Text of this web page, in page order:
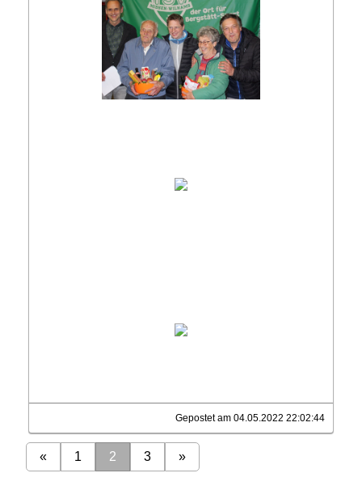
Gepostet am 04.05.2022 22:02:44
« 1 2 3 »